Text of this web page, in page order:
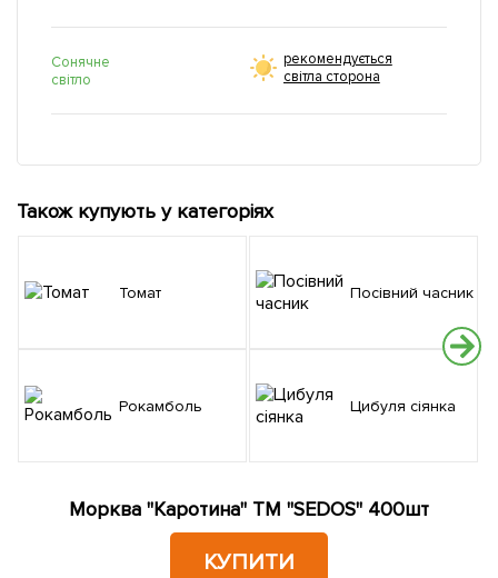
Сонячне
світло
рекомендується
світла сторона
Також купують у категоріях
Томат
Рокамболь
Посівний часник
Цибуля сіянка
Морква "Каротина" ТМ "SEDOS" 400шт
КУПИТИ